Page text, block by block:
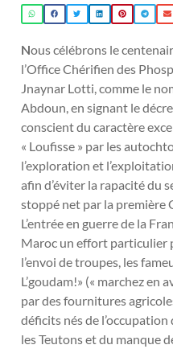
Nous célébrons le
l’Office Chérifien des
Jnaynar Lotti, comme le
Abdoun, en signant le
conscient du caractère
« Loufisse » par les
l’exploration et
afin d’éviter la rapacité du
stoppé net par la première
L’entrée en guerre de la
Maroc un effort particulier
l’envoi de troupes, les
L’goudam!» (« marchez en
par des fournitures
déficits nés de l’occupation
les Teutons et du manque